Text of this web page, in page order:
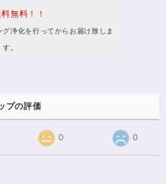
無料！！
浄化を行ってからお届け致しま
す。
プの評価
0 0